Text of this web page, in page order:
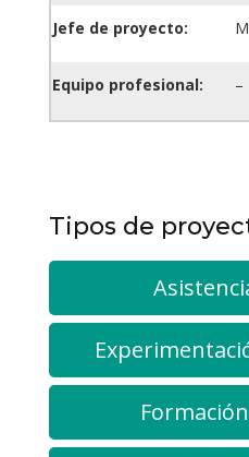
Jefe de proyecto:
Equipo profesional: –
Tipos de